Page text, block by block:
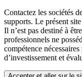
Contactez les sociétés
supports. Le présent
Il n’est pas destiné à
professionnels ne
compétence
d’investissement et